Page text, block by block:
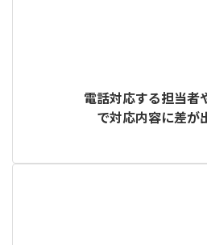
電話対応する担当者
で対応内容に差が